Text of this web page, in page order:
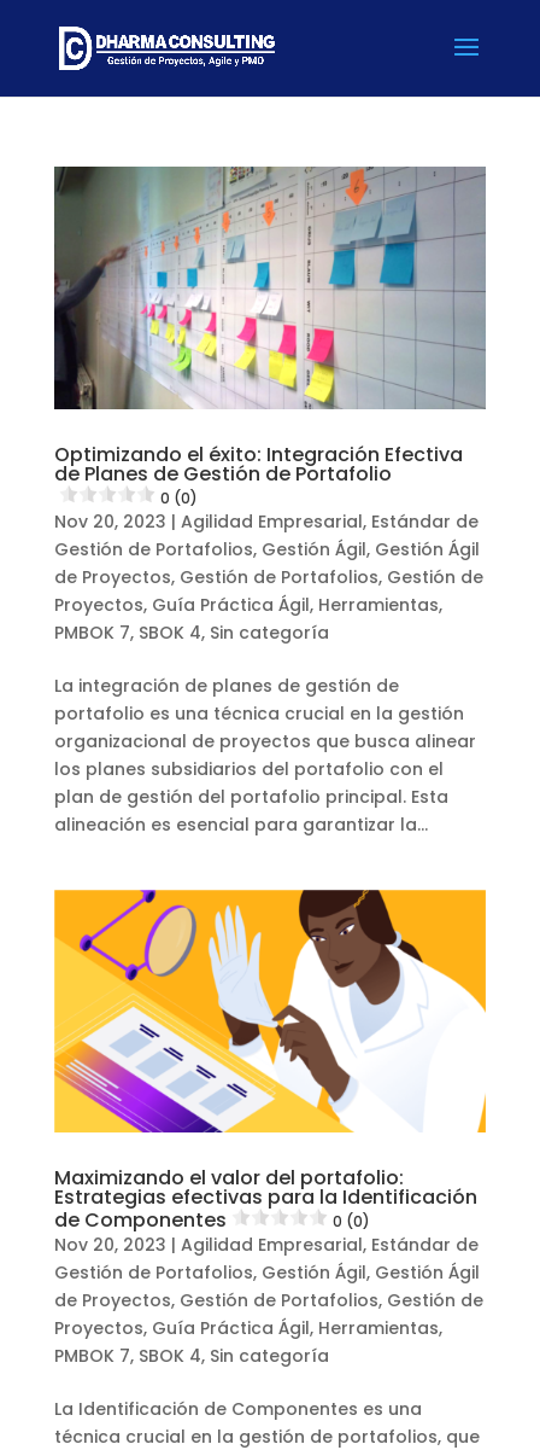
Optimizando el éxito: Integración Efectiva
de Planes de Gestión de Portafolio
0 (0)
Nov 20, 2023 | Agilidad Empresarial, Estándar de
Gestión de Portafolios, Gestión Ágil, Gestión Ágil
de Proyectos, Gestión de Portafolios, Gestión de
Proyectos, Guía Práctica Ágil, Herramientas,
PMBOK 7, SBOK 4, Sin categoría
La integración de planes de gestión de
portafolio es una técnica crucial en la gestión
organizacional de proyectos que busca alinear
los planes subsidiarios del portafolio con el
plan de gestión del portafolio principal. Esta
alineación es esencial para garantizar la...
Maximizando el valor del portafolio:
Estrategias efectivas para la Identificación
de Componentes
0 (0)
Nov 20, 2023 | Agilidad Empresarial, Estándar de
Gestión de Portafolios, Gestión Ágil, Gestión Ágil
de Proyectos, Gestión de Portafolios, Gestión de
Proyectos, Guía Práctica Ágil, Herramientas,
PMBOK 7, SBOK 4, Sin categoría
La Identificación de Componentes es una
técnica crucial en la gestión de portafolios, que